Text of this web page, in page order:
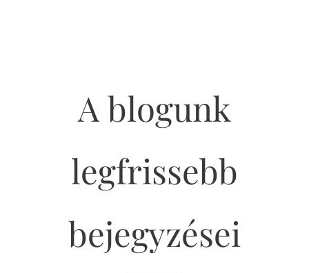
A blogunk
legfrissebb
bejegyzései